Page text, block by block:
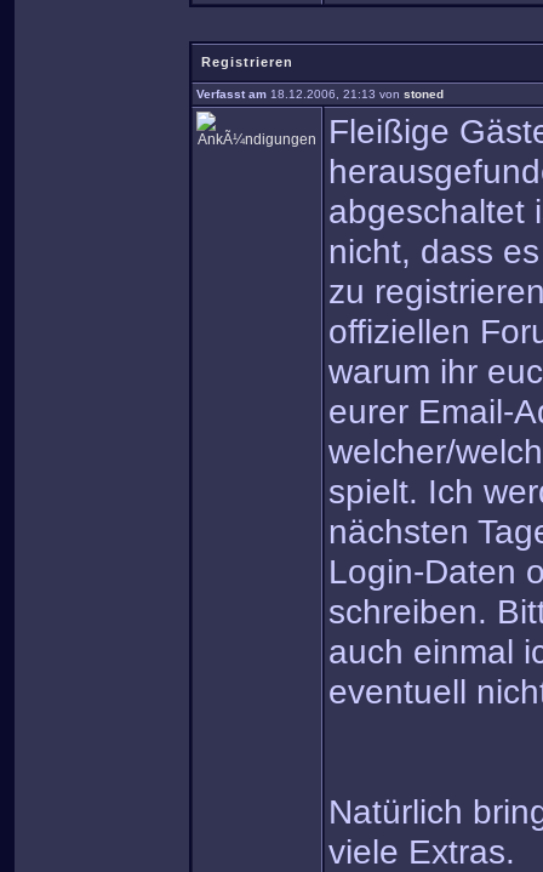
Registrieren
Verfasst am 18.12.2006, 21:13 von stoned
Fleißige
abgeschaltet
nicht, dass
zu
offiziellen
warum ihr
eurer Email-
welcher/
spielt. Ich
nächsten
Login-Daten
schreiben.
auch einmal
eventuell
Natürlich
viele Extras.